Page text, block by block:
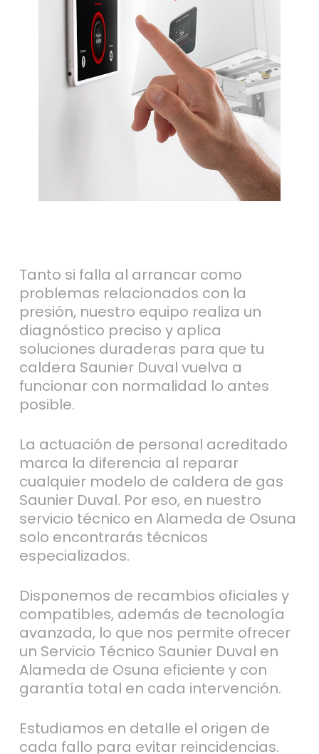
Tanto si falla al arrancar como
problemas relacionados con la
presión, nuestro equipo realiza un
diagnóstico preciso y aplica
soluciones duraderas para que tu
caldera Saunier Duval vuelva a
funcionar con normalidad lo antes
posible.
La actuación de personal acreditado
marca la diferencia al reparar
cualquier modelo de caldera de gas
Saunier Duval. Por eso, en nuestro
servicio técnico en Alameda de Osuna
solo encontrarás técnicos
especializados.
Disponemos de recambios oficiales y
compatibles, además de tecnología
avanzada, lo que nos permite ofrecer
un Servicio Técnico Saunier Duval en
Alameda de Osuna eficiente y con
garantía total en cada intervención.
Estudiamos en detalle el origen de
cada fallo para evitar reincidencias.